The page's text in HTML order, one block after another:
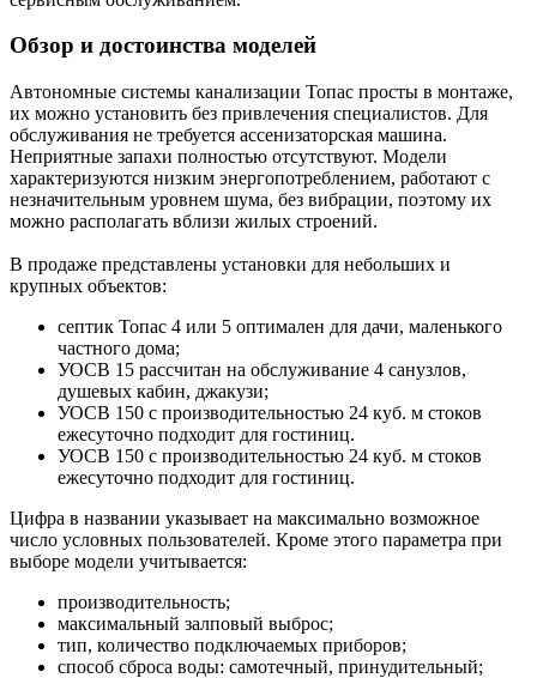
Обзор и достоинства моделей
Автономные системы канализации Топас просты в монтаже,
их можно установить без привлечения специалистов. Для
обслуживания не требуется ассенизаторская машина.
Неприятные запахи полностью отсутствуют. Модели
характеризуются низким энергопотреблением, работают с
незначительным уровнем шума, без вибрации, поэтому их
можно располагать вблизи жилых строений.
В продаже представлены установки для небольших и
крупных объектов:
септик Топас 4 или 5 оптимален для дачи, маленького
частного дома;
УОСВ 15 рассчитан на обслуживание 4 санузлов,
душевых кабин, джакузи;
УОСВ 150 с производительностью 24 куб. м стоков
ежесуточно подходит для гостиниц.
УОСВ 150 с производительностью 24 куб. м стоков
ежесуточно подходит для гостиниц.
Цифра в названии указывает на максимально возможное
число условных пользователей. Кроме этого параметра при
выборе модели учитывается:
производительность;
максимальный залповый выброс;
тип, количество подключаемых приборов;
способ сброса воды: самотечный, принудительный;